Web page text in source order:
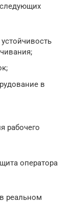
следующих
в
рабочего
оператора
реальном